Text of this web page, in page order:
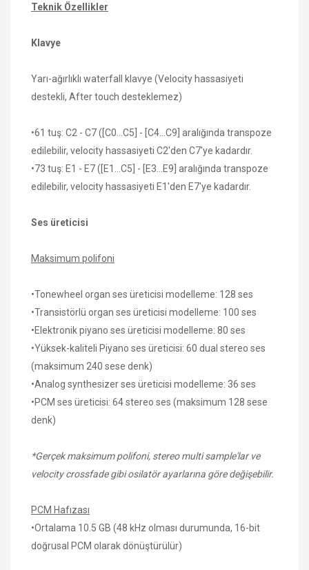
Teknik Özellikler
Klavye
Yarı-ağırlıklı waterfall klavye (Velocity hassasiyeti
destekli, After touch desteklemez)
•61 tuş: C2 - C7 ([C0...C5] - [C4...C9] aralığında transpoze
edilebilir, velocity hassasiyeti C2'den C7'ye kadardır.
•73 tuş: E1 - E7 ([E1...C5] - [E3...E9] aralığında transpoze
edilebilir, velocity hassasiyeti E1'den E7'ye kadardır.
Ses üreticisi
Maksimum polifoni
•Tonewheel organ ses üreticisi modelleme: 128 ses
•Transistörlü organ ses üreticisi modelleme: 100 ses
•Elektronik piyano ses üreticisi modelleme: 80 ses
•Yüksek-kaliteli Piyano ses üreticisi: 60 dual stereo ses
(maksimum 240 sese denk)
•Analog synthesizer ses üreticisi modelleme: 36 ses
•PCM ses üreticisi: 64 stereo ses (maksimum 128 sese
denk)
*Gerçek maksimum polifoni, stereo multi sample'lar ve
velocity crossfade gibi osilatör ayarlarına göre değişebilir.
PCM Hafızası
•Ortalama 10.5 GB (48 kHz olması durumunda, 16-bit
doğrusal PCM olarak dönüştürülür)